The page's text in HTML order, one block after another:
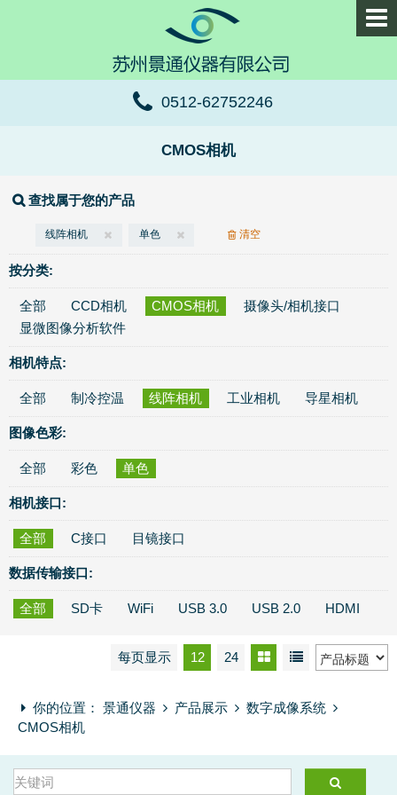
0512-62752246
CMOS相机
查找属于您的产品
线阵相机 单色 清空
按分类:
全部 CCD相机 CMOS相机
摄像头/相机接口
显微图像分析软件
相机特点:
全部 制冷控温 线阵相机 工业相机 导星相机
图像色彩:
全部 彩色 单色
相机接口:
全部 C接口 目镜接口
数据传输接口:
全部 SD卡 WiFi USB 3.0 USB 2.0 HDMI
每页显示 12 24
你的位置： 景通仪器 产品展示
数字成像系统
CMOS相机